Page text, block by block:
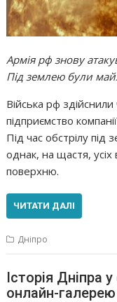
Армія рф знову
Під землею були
Війська рф здійснили
підприємство
Під час обстрілу
однак, на щастя,
поверхню.
ЧИТАТИ ДАЛІ
Дніпро
Історія Дніпра
онлайн-галерею